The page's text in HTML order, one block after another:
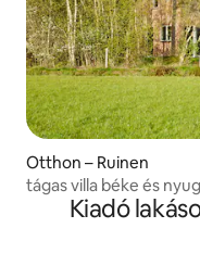
Otthon – Ruinen
tágas villa béke és
Kiadó